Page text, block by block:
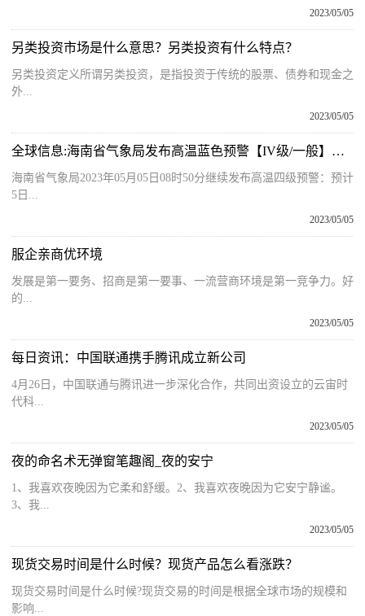
2023/05/05
另类投资市场是什么意思？另类投资有什么特点？
另类投资定义所谓另类投资，是指投资于传统的股票、债券和现金之
外...
2023/05/05
全球信息:海南省气象局发布高温蓝色预警【IV级/一般】【2023-05-05】
海南省气象局2023年05月05日08时50分继续发布高温四级预警：预计
5日...
2023/05/05
服企亲商优环境
发展是第一要务、招商是第一要事、一流营商环境是第一竞争力。好
的...
2023/05/05
每日资讯：中国联通携手腾讯成立新公司
4月26日，中国联通与腾讯进一步深化合作，共同出资设立的云宙时
代科...
2023/05/05
夜的命名术无弹窗笔趣阁_夜的安宁
1、我喜欢夜晚因为它柔和舒缓。2、我喜欢夜晚因为它安宁静谧。
3、我...
2023/05/05
现货交易时间是什么时候？现货产品怎么看涨跌？
现货交易时间是什么时候?现货交易的时间是根据全球市场的规模和
影响...